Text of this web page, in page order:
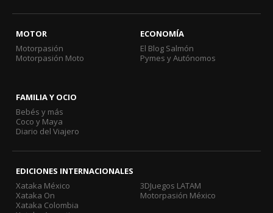
MOTOR
Motorpasión
Motorpasión Moto
ECONOMÍA
El Blog Salmón
Pymes y Autónomos
FAMILIA Y OCIO
Bebés y más
Coco y Maya
Diario del Viajero
EDICIONES INTERNACIONALES
Xataka México
Xataka On
Xataka Colombia
3DJuegos LATAM
Motorpasión México